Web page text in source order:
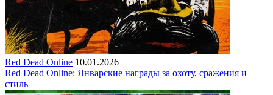
Red Dead Online 10.01.2026
Red Dead Online: Январские награды за охоту, сражения и
стиль